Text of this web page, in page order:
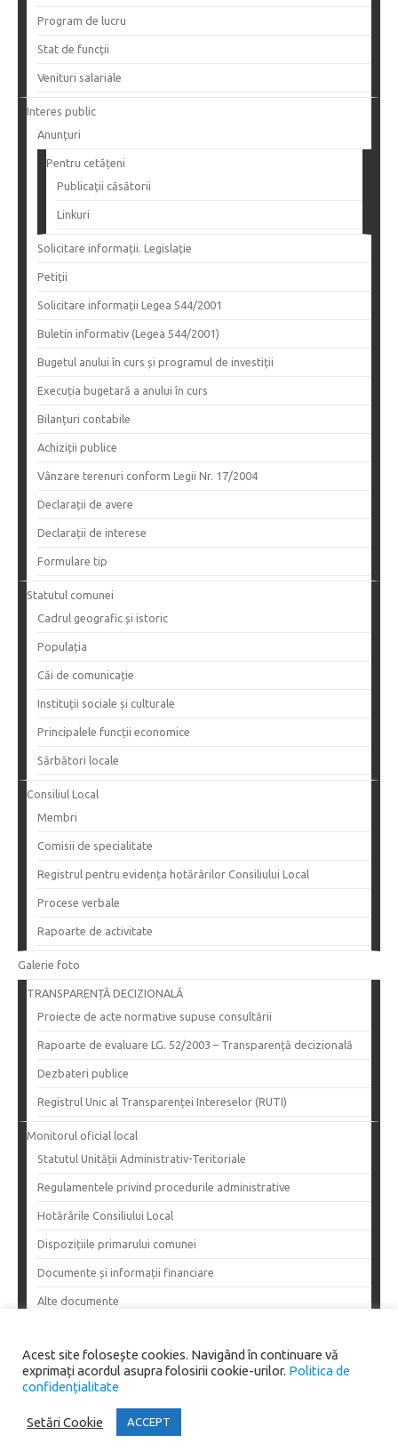
Program de lucru
Stat de funcții
Venituri salariale
Interes public
Anunțuri
Pentru cetățeni
Publicații căsătorii
Linkuri
Solicitare informații. Legislație
Petiții
Solicitare informații Legea 544/2001
Buletin informativ (Legea 544/2001)
Bugetul anului în curs și programul de investiții
Execuția bugetară a anului în curs
Bilanțuri contabile
Achiziții publice
Vânzare terenuri conform Legii Nr. 17/2004
Declarații de avere
Declarații de interese
Formulare tip
Statutul comunei
Cadrul geografic și istoric
Populația
Căi de comunicație
Instituții sociale și culturale
Principalele funcții economice
Sărbători locale
Consiliul Local
Membri
Comisii de specialitate
Registrul pentru evidența hotărârilor Consiliului Local
Procese verbale
Rapoarte de activitate
Galerie foto
TRANSPARENȚĂ DECIZIONALĂ
Proiecte de acte normative supuse consultării
Rapoarte de evaluare LG. 52/2003 – Transparență decizională
Dezbateri publice
Registrul Unic al Transparenței Intereselor (RUTI)
Monitorul oficial local
Statutul Unității Administrativ-Teritoriale
Regulamentele privind procedurile administrative
Hotărârile Consiliului Local
Dispozițiile primarului comunei
Documente și informații financiare
Alte documente
Copyright 2024
Acest site folosește cookies. Navigând în continuare vă
exprimați acordul asupra folosirii cookie-urilor. Politica de
confidențialitate
Setări Cookie ACCEPT